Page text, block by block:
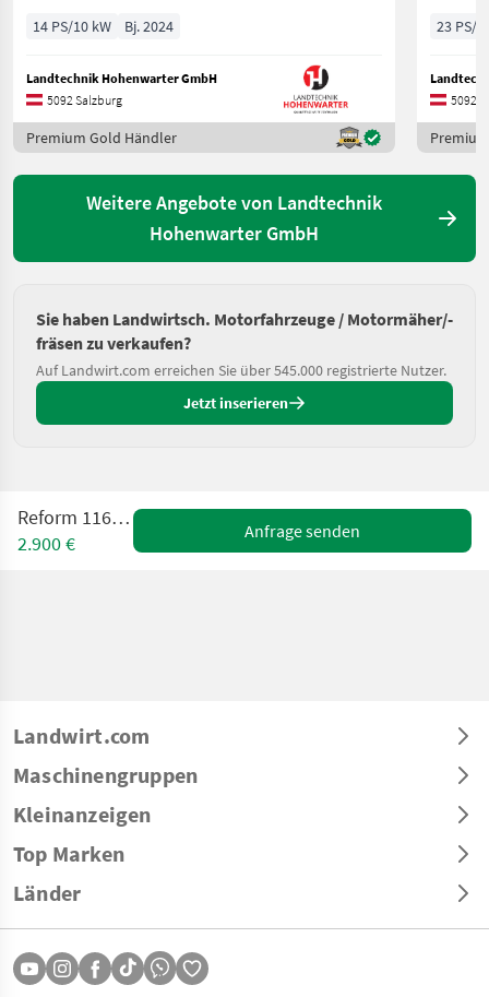
14 PS/10 kW Bj. 2024
Landtechnik Hohenwarter GmbH
5092 Salzburg
Premium Gold Händler
23 PS/
5092
Weitere Angebote von Landtechnik
Hohenwarter GmbH
Sie haben Landwirtsch. Motorfahrzeuge / Motormäher/-
fräsen zu verkaufen?
Auf Landwirt.com erreichen Sie über 545.000 registrierte Nutzer.
Jetzt inserieren
Reform 116 (25466)
2.900 €
Anfrage senden
Landwirt.com
Maschinengruppen
Kleinanzeigen
Top Marken
Länder